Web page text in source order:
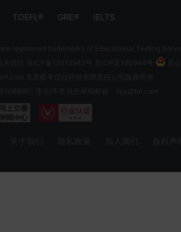
TOEFL® GRE® IELTS
are registered trademarks of Educational Testing
优仕
北京盈禾优仕科技有限责任公司版权所有
| 违法/不良信息举报邮箱：tsjy@tal.com
隐私政策